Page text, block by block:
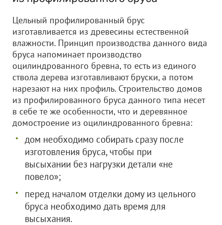
Цельный профилированный брус
изготавливается из древесины естественной
влажности. Принцип производства данного вида
бруса напоминает производство
оцилиндрованного бревна, то есть из единого
ствола дерева изготавливают бруски, а потом
нарезают на них профиль. Строительство домов
из профилированного бруса данного типа несет
в себе те же особенности, что и деревянное
домостроение из оцилиндрованного бревна:
дом необходимо собирать сразу после
изготовления бруса, чтобы при
высыхании без нагрузки детали «не
повело»;
перед началом отделки дому из цельного
бруса необходимо дать время для
высыхания.